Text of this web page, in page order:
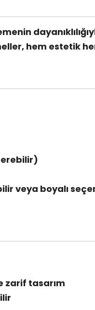
hem estetik
veya boyalı
zarif tasarım